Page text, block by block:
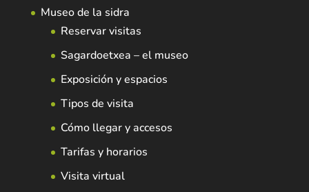
Museo de la sidra
Reservar visitas
Sagardoetxea – el museo
Exposición y espacios
Tipos de visita
Cómo llegar y accesos
Tarifas y horarios
Visita virtual